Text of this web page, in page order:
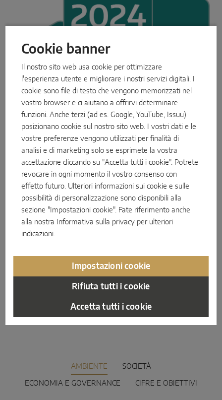
Dal 2021 pubblichiamo ogni anno i nostri progressi in modo
trasparente nel nostro Future Report, che mette in evidenza in
che modo la direzione aziendale di MACO declina la
responsabilità in tutte le aree di attività, tutti i mercati e lungo
l'intera catena di produzione.I dati, gli obiettivi e le misure più
recenti del 2024 sono contenuti
In linea con il pensiero ecologico, presentiamo il nostro impegno
sostenibile in formato puramente digitale. Basta cliccare per
AMBIENTE SOCIETÀ
ECONOMIA E GOVERNANCE CIFRE E OBIETTIVI
Cookie banner
Il nostro sito web usa cookie per ottimizzare
l'esperienza utente e migliorare i nostri servizi digitali. I
cookie sono file di testo che vengono memorizzati nel
vostro browser e ci aiutano a offrirvi determinare
funzioni. Anche terzi (ad es. Google, YouTube, Issuu)
posizionano cookie sul nostro sito web. I vostri dati e le
vostre preferenze vengono utilizzati per finalità di
analisi e di marketing solo se esprimete la vostra
accettazione cliccando su "Accetta tutti i cookie". Potrete
revocare in ogni momento il vostro consenso con
effetto futuro. Ulteriori informazioni sui cookie e sulle
possibilità di personalizzazione sono disponibili alla
sezione "Impostazioni cookie". Fate riferimento anche
alla nostra
Informativa sulla privacy per ulteriori
indicazioni.
Impostazioni cookie
Rifiuta tutti i cookie
Accetta tutti i cookie